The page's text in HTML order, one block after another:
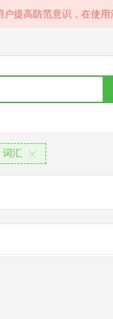
提高防范意识，在使用
词汇